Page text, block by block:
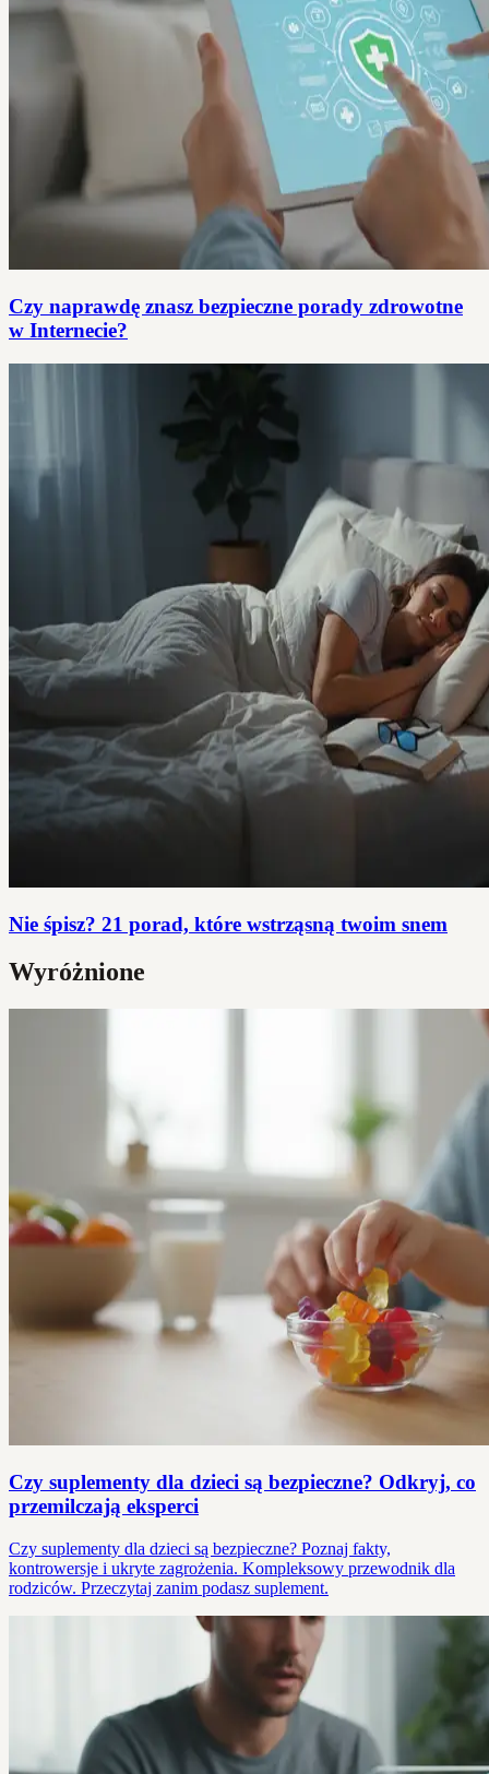
Czy naprawdę znasz bezpieczne porady zdrowotne
w Internecie?
Nie śpisz? 21 porad, które wstrząsną twoim snem
Wyróżnione
Czy suplementy dla dzieci są bezpieczne? Odkryj, co
przemilczają eksperci
Czy suplementy dla dzieci są bezpieczne? Poznaj fakty,
kontrowersje i ukryte zagrożenia. Kompleksowy przewodnik dla
rodziców. Przeczytaj zanim podasz suplement.